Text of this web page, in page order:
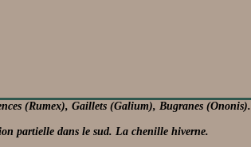
(Rumex), Gaillets (Galium), Bugranes (Ononis).
partielle dans le sud. La chenille hiverne.